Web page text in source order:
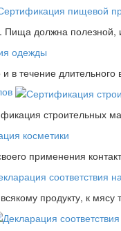
Пища должна
в течение
строительных
применения
продукту, к мясу